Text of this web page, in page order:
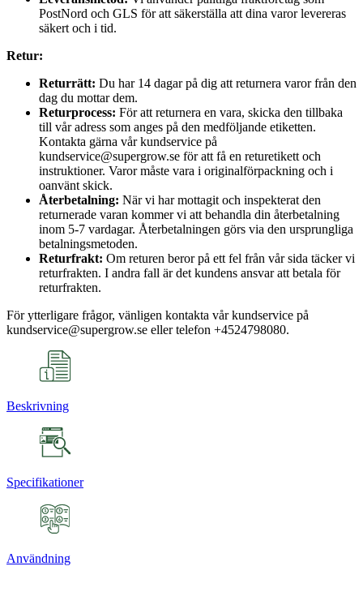
PostNord och GLS för att säkerställa att dina varor levereras
säkert och i tid.
Retur:
Returrätt: Du har 14 dagar på dig att returnera varor från den
dag du mottar dem.
Returprocess: För att returnera en vara, skicka den tillbaka
till vår adress som anges på den medföljande etiketten.
Kontakta gärna vår kundservice på
kundservice@supergrow.se för att få en returetikett och
instruktioner. Varor måste vara i originalförpackning och i
oanvänt skick.
Återbetalning: När vi har mottagit och inspekterat den
returnerade varan kommer vi att behandla din återbetalning
inom 5-7 vardagar. Återbetalningen görs via den ursprungliga
betalningsmetoden.
Returfrakt: Om returen beror på ett fel från vår sida täcker vi
returfrakten. I andra fall är det kundens ansvar att betala för
returfrakten.
För ytterligare frågor, vänligen kontakta vår kundservice på
kundservice@supergrow.se eller telefon +4524798080.
Beskrivning
Specifikationer
Användning